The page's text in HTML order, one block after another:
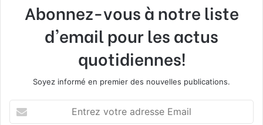
Abonnez-vous à notre liste
d'email pour les actus
quotidiennes!
Soyez informé en premier des nouvelles publications.